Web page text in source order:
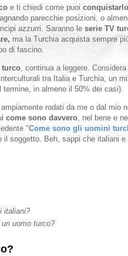
e ti chiedi come puoi conquistarlo
parecchie posizioni, o
azzurri. Saranno le serie TV
ma la Turchia acquista sempre
di fascino.
turco, continua a leggere.
tra Italia e Turchia, un
in almeno il 50% dei casi).
rodati da me o dal mio
come sono davvero, nel bene e
"Come sono gli uomini
il soggetto. Beh, sappi che italiani
italiani?
uomo turco?